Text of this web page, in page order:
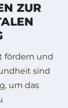
ZUR
fördern und
sind
um das